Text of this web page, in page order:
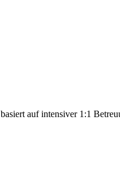
auf intensiver 1:1